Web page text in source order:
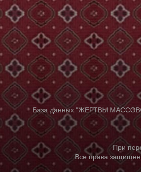
База данных "ЖЕРТВЫ
При
Все права